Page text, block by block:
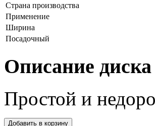
Страна производства
Применение
Ширина
Посадочный
Описание диска
Простой и